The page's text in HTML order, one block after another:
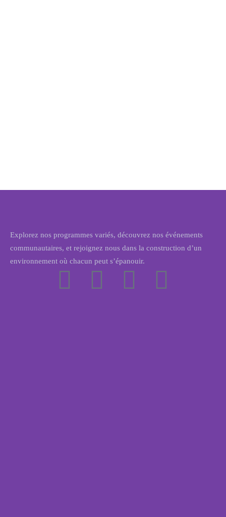
Explorez nos programmes variés, découvrez nos événements
communautaires, et rejoignez nous dans la construction d’un
environnement où chacun peut s’épanouir.